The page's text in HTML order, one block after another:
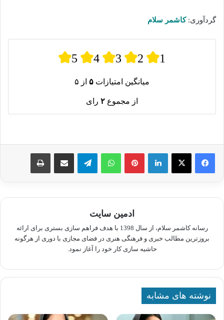
گردآوری:کاشمر سلام
5 4 3 2 1
میانگین امتیازات ۵ از ۵
از مجموع ۲ رای
لینکدین پینترستواتس آپ تلگرام اشتراک گذاری از طریق ایمیل چاپ
ادمین سایت
رسانه کاشمر سلام، از سال 1398 با هدف فراهم سازی بستری برای ارائه
بروزترین مطالب خبری و فرهنگی هنری در فضای مجازی با دوری از هرگونه
حاشیه سازی کار خود را آغاز نمود.
نوشته های مشابه